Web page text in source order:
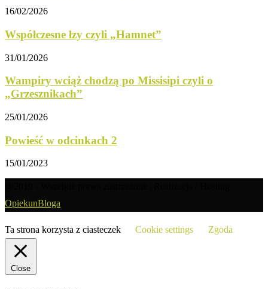
16/02/2026
Współczesne łzy czyli „Hamnet”
31/01/2026
Wampiry wciąż chodzą po Missisipi czyli o
„Grzesznikach”
25/01/2026
Powieść w odcinkach 2
15/01/2023
OpiekunBloga
Ta strona korzysta z ciasteczek Cookie settings Zgoda
Close